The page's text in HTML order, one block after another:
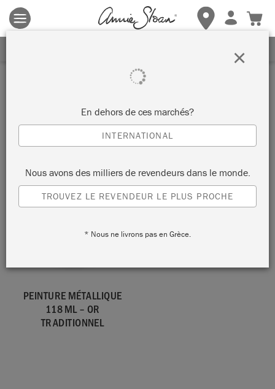
Les conditions générales s'appliquent. Cliquez ici
détails.
Metallic
TRIER PAR
NOUVEAU!
PEINTURE MÉTALLIQUE
118 ML – OR
TRADITIONNEL
En dehors de ces marchés?
INTERNATIONAL
Nous avons des milliers de revendeurs dans le monde.
TROUVEZ LE REVENDEUR LE PLUS PROCHE
* Nous ne livrons pas en Grèce.
×